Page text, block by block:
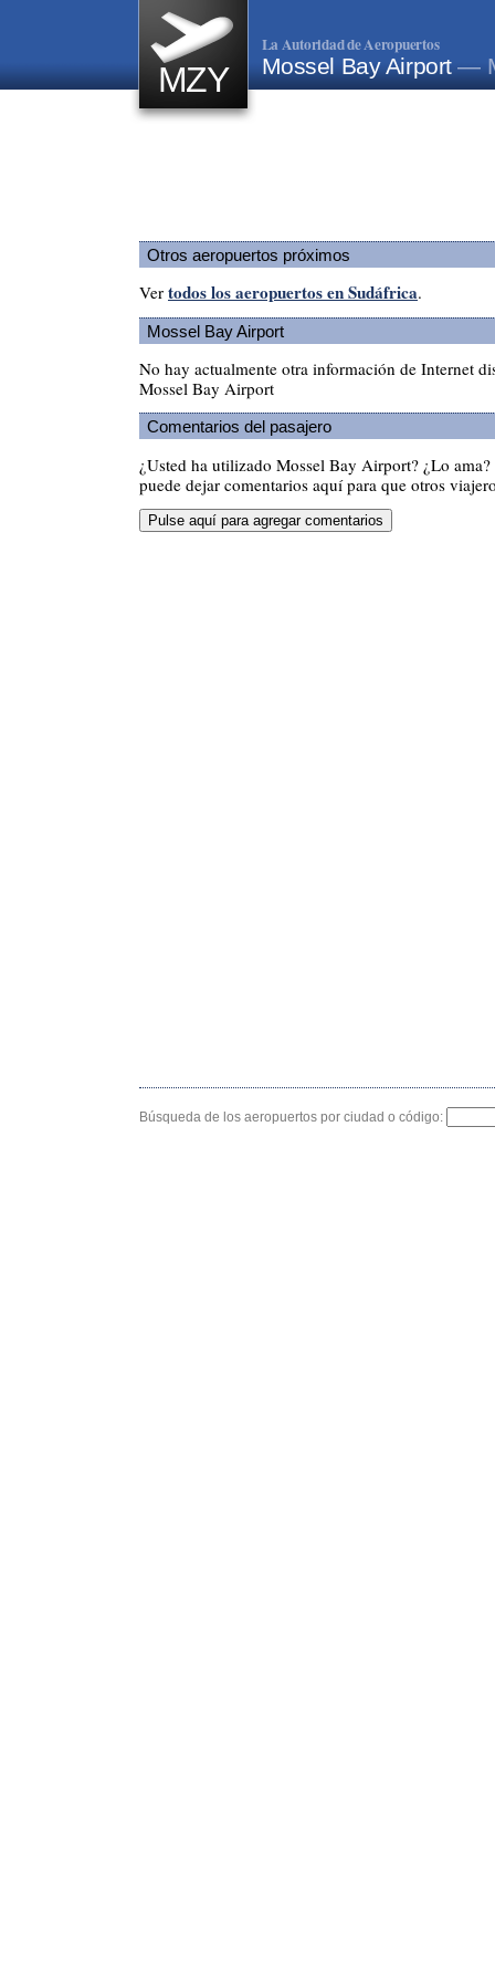
MZY
La Autoridad de Aeropuertos
Mossel Bay Airport—
Otros aeropuertos próximos
Ver todos los aeropuertos en Sudáfrica.
Mossel Bay Airport
No hay actualmente otra información de Internet
Mossel Bay Airport
Comentarios del pasajero
¿Usted ha utilizado Mossel Bay Airport? ¿Lo
puede dejar comentarios aquí para que otros
Búsqueda de los aeropuertos por ciudad o código: